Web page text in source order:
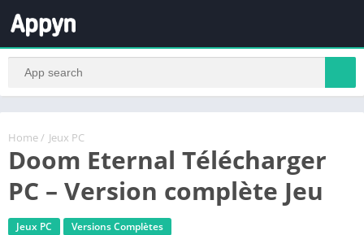
Home / Jeux PC
Doom Eternal Télécharger
PC – Version complète Jeu
Jeux PC Versions Complètes